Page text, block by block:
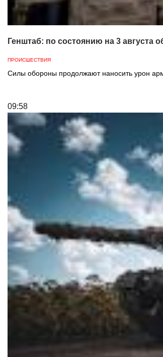
Генштаб: по состоянию на 3 августа
ПРОИСШЕСТВИЯ
Силы обороны продолжают наносить урон
09:58